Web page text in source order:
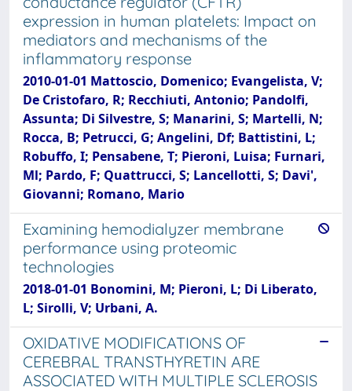
expression in human platelets: Impact on
mediators and mechanisms of the
inflammatory response
2010-01-01 Mattoscio, Domenico; Evangelista, V;
De Cristofaro, R; Recchiuti, Antonio; Pandolfi,
Assunta; Di Silvestre, S; Manarini, S; Martelli, N;
Rocca, B; Petrucci, G; Angelini, Df; Battistini, L;
Robuffo, I; Pensabene, T; Pieroni, Luisa; Furnari,
Ml; Pardo, F; Quattrucci, S; Lancellotti, S; Davi',
Giovanni; Romano, Mario
Examining hemodialyzer membrane
performance using proteomic
technologies
2018-01-01 Bonomini, M; Pieroni, L; Di Liberato,
L; Sirolli, V; Urbani, A.
OXIDATIVE MODIFICATIONS OF
CEREBRAL TRANSTHYRETIN ARE
ASSOCIATED WITH MULTIPLE SCLEROSIS